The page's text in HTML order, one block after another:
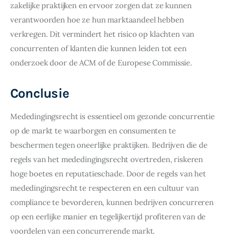
zakelijke praktijken en ervoor zorgen dat ze kunnen
verantwoorden hoe ze hun marktaandeel hebben
verkregen. Dit vermindert het risico op klachten van
concurrenten of klanten die kunnen leiden tot een
onderzoek door de ACM of de Europese Commissie.
Conclusie
Mededingingsrecht is essentieel om gezonde concurrentie
op de markt te waarborgen en consumenten te
beschermen tegen oneerlijke praktijken. Bedrijven die de
regels van het mededingingsrecht overtreden, riskeren
hoge boetes en reputatieschade. Door de regels van het
mededingingsrecht te respecteren en een cultuur van
compliance te bevorderen, kunnen bedrijven concurreren
op een eerlijke manier en tegelijkertijd profiteren van de
voordelen van een concurrerende markt.